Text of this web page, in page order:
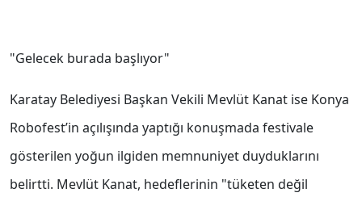
"Gelecek burada başlıyor"
Karatay Belediyesi Başkan Vekili Mevlüt Kanat ise Konya
Robofest’in açılışında yaptığı konuşmada festivale
gösterilen yoğun ilgiden memnuniyet duyduklarını
belirtti. Mevlüt Kanat, hedeflerinin "tüketen değil